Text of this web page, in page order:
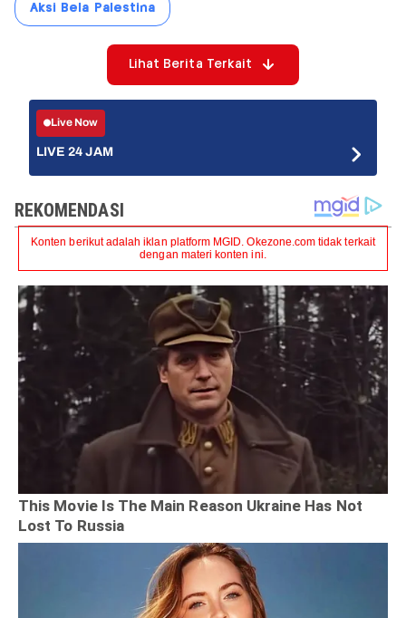
Aksi Bela Palestina
Lihat Berita Terkait
Live Now
LIVE 24 JAM